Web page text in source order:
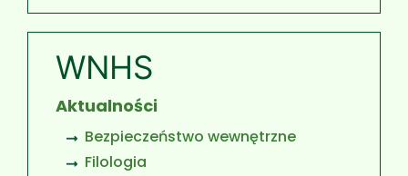
WNHS
Aktualności
Bezpieczeństwo wewnętrzne
Filologia